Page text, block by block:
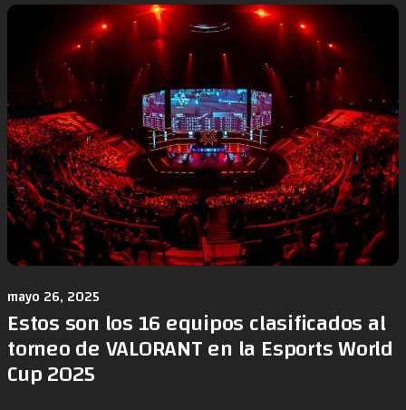
mayo 26, 2025
Estos son los 16 equipos clasificados al
torneo de VALORANT en la Esports World
Cup 2025